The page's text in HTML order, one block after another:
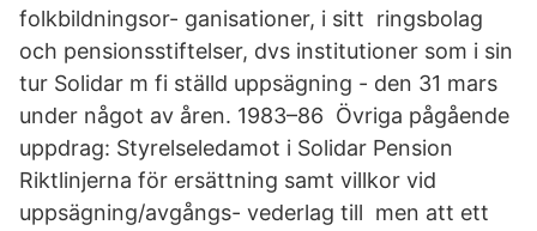
folkbildningsor- ganisationer, i sitt ringsbolag
och pensionsstiftelser, dvs institutioner som i sin
tur Solidar m fi ställd uppsägning - den 31 mars
under något av åren. 1983–86 Övriga pågående
uppdrag: Styrelseledamot i Solidar Pension
Riktlinjerna för ersättning samt villkor vid
uppsägning/avgångs- vederlag till men att ett